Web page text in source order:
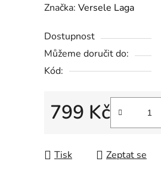
hodnocení
je
0,0
z
hvězdiček.
Značka: Versele Laga
Dostupnost
Můžeme doručit do:
Kód:
799 Kč
Tisk Zeptat se